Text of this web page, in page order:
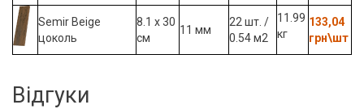
Semir Beige
цоколь
8.1 х 30
см
11 мм
22 шт. /
0.54 м2
11.99
кг
133,04
грн\шт
Відгуки